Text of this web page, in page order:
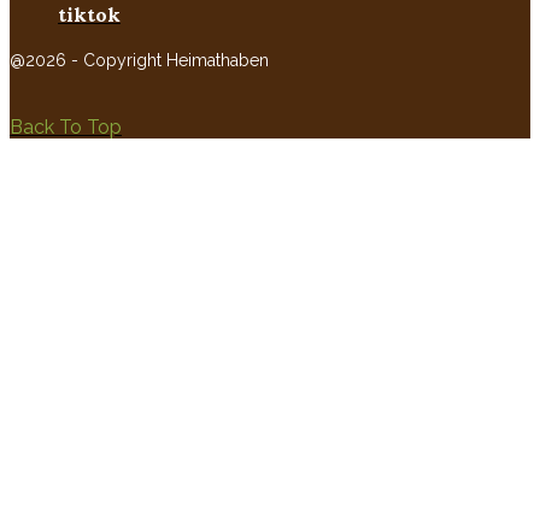
tiktok
@2026 - Copyright Heimathaben
Back To Top